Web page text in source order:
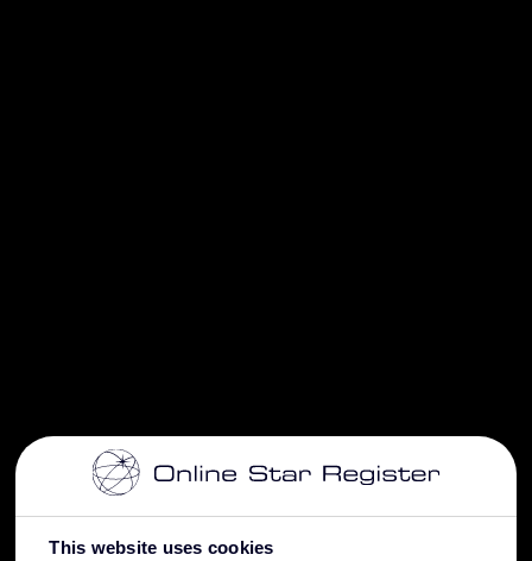
This website uses cookies